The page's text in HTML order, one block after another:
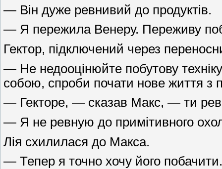
— Він дуже ревнивий до продуктів.
— Я пережила Венеру. Переживу
Гектор, підключений через
— Не недооцінюйте побутову
собою, спроби почати нове життя з
— Гекторе, — сказав Макс, — ти
— Я не ревную до примітивного
Лія схилилася до Макса.
— Тепер я точно хочу його побачити.